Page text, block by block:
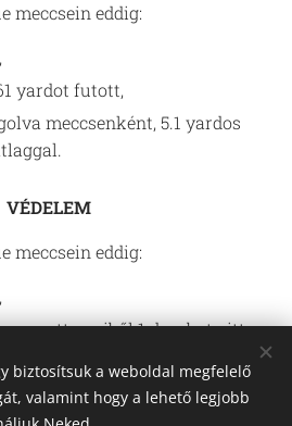
meccsein eddig:
yardot futott,
meccsenként, 5.1 yardos
VÉDELEM
meccsein eddig:
amiből 1 darabot vitt
sack-t hajtott végre,
biztosítsuk a weboldal megfelelő
valamint hogy a lehető legjobb